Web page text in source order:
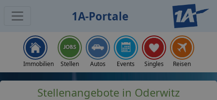
1A-Portale
Immobilien Stellen Autos Events Singles Reisen
Stellenangebote in Oderwitz